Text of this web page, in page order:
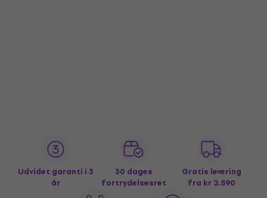
Udvidet garanti i 3
år
30 dages
fortrydelsesret
Gratis levering
fra kr 2.590